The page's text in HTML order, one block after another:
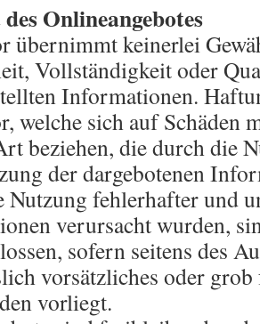
Onlineangebotes
übernimmt keinerlei
Vollständigkeit oder
Informationen.
welche sich auf Schäden
beziehen, die durch die
der dargebotenen
Nutzung fehlerhafter und
verursacht wurden,
sofern seitens des
vorsätzliches oder grob
vorliegt.